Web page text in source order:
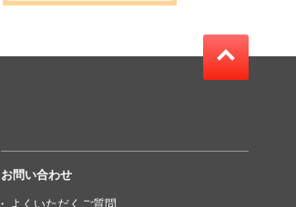
お問い合わせ
よくいただくご質問